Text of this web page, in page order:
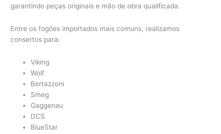
garantindo peças originais e mão de obra qualificada.
Entre os fogões importados mais comuns, realizamos
consertos para:
Viking
Wolf
Bertazzoni
Smeg
Gaggenau
DCS
BlueStar